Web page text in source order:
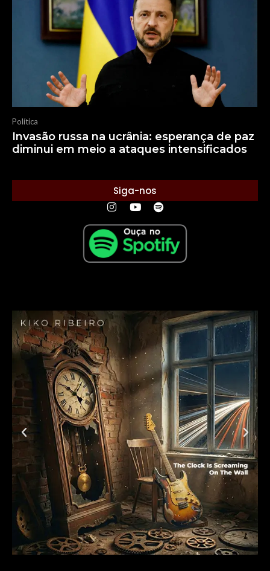
Política
Invasão russa na ucrânia: esperança de paz
diminui em meio a ataques intensificados
Siga-nos